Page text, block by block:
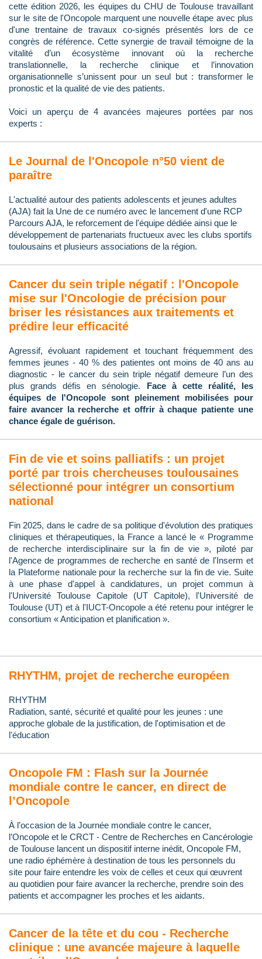
cette édition 2026, les équipes du CHU de Toulouse travaillant
sur le site de l'Oncopole marquent une nouvelle étape avec plus
d'une trentaine de travaux co-signés présentés lors de ce
congrès de référence. Cette synergie de travail témoigne de la
vitalité d’un écosystème innovant où la recherche
translationnelle, la recherche clinique et l’innovation
organisationnelle s’unissent pour un seul but : transformer le
pronostic et la qualité de vie des patients.
Voici un aperçu de 4 avancées majeures portées par nos
experts :
Le Journal de l'Oncopole n°50 vient de
paraître
L'actualité autour des patients adolescents et jeunes adultes
(AJA) fait la Une de ce numéro avec le lancement d'une RCP
Parcours AJA, le reforcement de l'équipe dédiée ainsi que le
développement de partenariats fructueux avec les clubs sportifs
toulousains et plusieurs associations de la région.
Cancer du sein triple négatif : l'Oncopole
mise sur l'Oncologie de précision pour
briser les résistances aux traitements et
prédire leur efficacité
Agressif, évoluant rapidement et touchant fréquemment des
femmes jeunes - 40 % des patientes ont moins de 40 ans au
diagnostic - le cancer du sein triple négatif demeure l’un des
plus grands défis en sénologie. Face à cette réalité, les
équipes de l'Oncopole sont pleinement mobilisées pour
faire avancer la recherche et offrir à chaque patiente une
chance égale de guérison.
Fin de vie et soins palliatifs : un projet
porté par trois chercheuses toulousaines
sélectionné pour intégrer un consortium
national
Fin 2025, dans le cadre de sa politique d'évolution des pratiques
cliniques et thérapeutiques, la France a lancé le « Programme
de recherche interdisciplinaire sur la fin de vie », piloté par
l'Agence de programmes de recherche en santé de l'Inserm et
la Plateforme nationale pour la recherche sur la fin de vie. Suite
à une phase d'appel à candidatures, un projet commun à
l'Université Toulouse Capitole (UT Capitole), l'Université de
Toulouse (UT) et à l'IUCT-Oncopole a été retenu pour intégrer le
consortium « Anticipation et planification ».
RHYTHM, projet de recherche européen
RHYTHM
Radiation, santé, sécurité et qualité pour les jeunes : une
approche globale de la justification, de l'optimisation et de
l'éducation
Oncopole FM : Flash sur la Journée
mondiale contre le cancer, en direct de
l’Oncopole
À l’occasion de la Journée mondiale contre le cancer,
l’Oncopole et le CRCT - Centre de Recherches en Cancérologie
de Toulouse lancent un dispositif interne inédit, Oncopole FM,
une radio éphémère à destination de tous les personnels du
site pour faire entendre les voix de celles et ceux qui œuvrent
au quotidien pour faire avancer la recherche, prendre soin des
patients et accompagner les proches et les aidants.
Cancer de la tête et du cou - Recherche
clinique : une avancée majeure à laquelle